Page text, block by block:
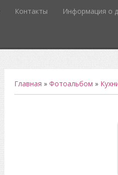
Контакты Информация о
Главная » Фотоальбом »